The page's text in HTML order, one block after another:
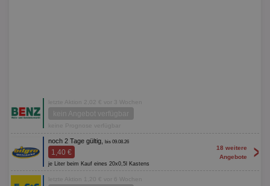
letzte Aktion 2,02 € vor 3 Wochen
kein Angebot verfügbar
keine Prognose verfügbar
noch 2 Tage gültig, bis 09.08.26
1,40 €
je Liter beim Kauf eines 20x0,5l Kastens
18 weitere
Angebote
>
letzte Aktion 1,20 € vor 6 Wochen